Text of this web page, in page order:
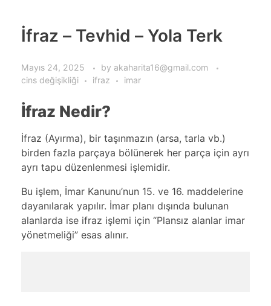
İfraz – Tevhid – Yola Terk
Mayıs 24, 2025 by akaharita16@gmail.com
cins değişikliği
ifraz imar
İfraz Nedir?
İfraz (Ayırma), bir taşınmazın (arsa, tarla vb.)
birden fazla parçaya bölünerek her parça için ayrı
ayrı tapu düzenlenmesi işlemidir.
Bu işlem, İmar Kanunu’nun 15. ve 16. maddelerine
dayanılarak yapılır. İmar planı dışında bulunan
alanlarda ise ifraz işlemi için “Plansız alanlar imar
yönetmeliği” esas alınır.